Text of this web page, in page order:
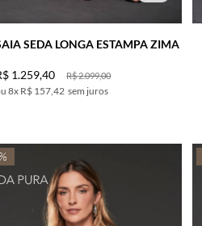
SEDA LONGA ESTAMPA ZIMA
R$2.099,00
1.259,40
8x R$ 157,42 sem juros